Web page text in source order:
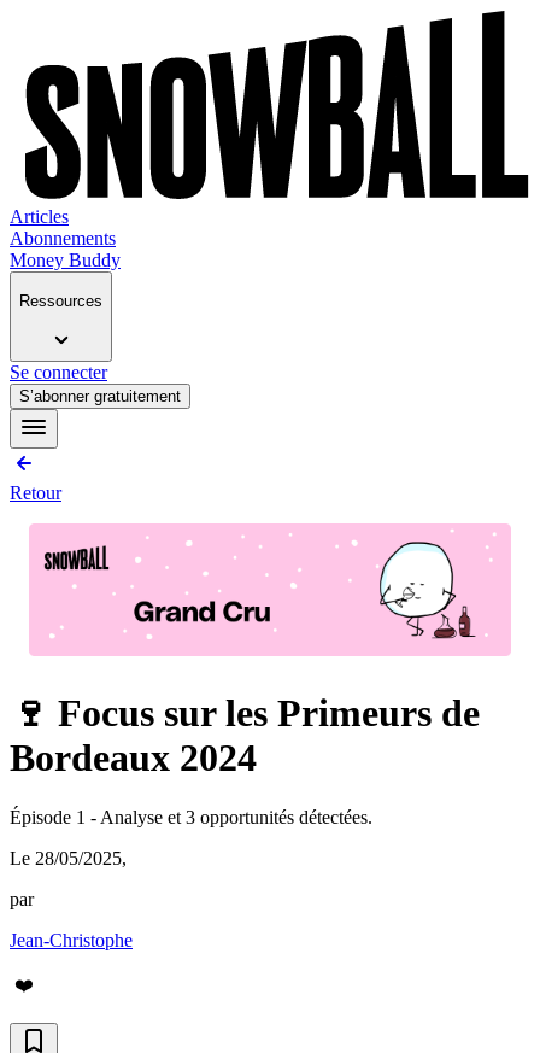
Articles
Abonnements
Money Buddy
Ressources
Se connecter
S’abonner gratuitement
Retour
🍷 Focus sur les Primeurs de
Bordeaux 2024
Épisode 1 - Analyse et 3 opportunités détectées.
Le 28/05/2025,
par
Jean-Christophe
❤️